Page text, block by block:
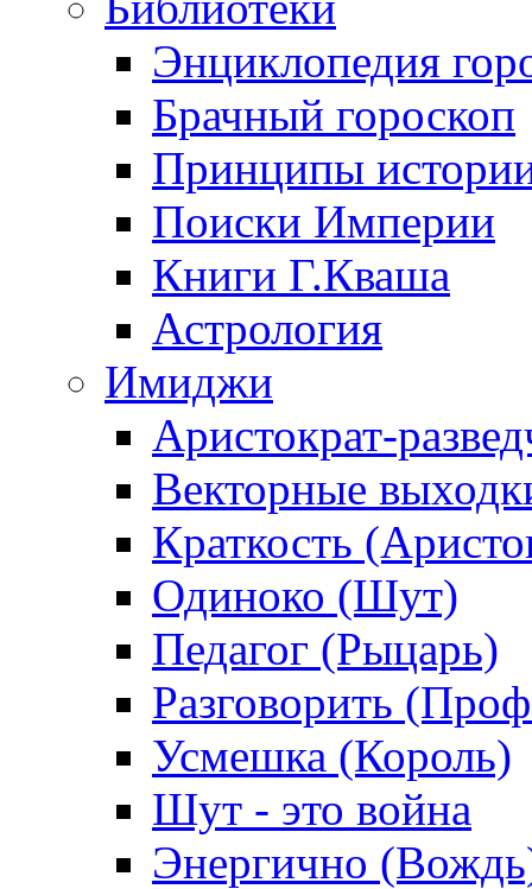
Энциклопедия
Брачный гороскоп
Принципы
Поиски Империи
Книги Г.Кваша
Астрология
Имиджи
Аристократ-
Векторные
Краткость
Одиноко (Шут)
Педагог (Рыцарь)
Разговорить
Усмешка (Король)
Шут - это война
Энергично